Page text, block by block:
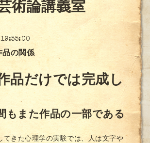
術論講義室
品の関係
品だけでは完成し
もまた作品の一部である
てきた心理学の実験では、人は文字や